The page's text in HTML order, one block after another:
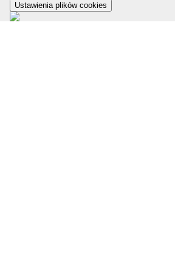
Ustawienia plików cookies